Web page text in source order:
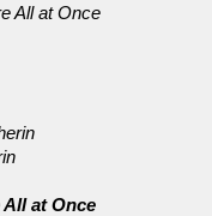
All at Once
at Once